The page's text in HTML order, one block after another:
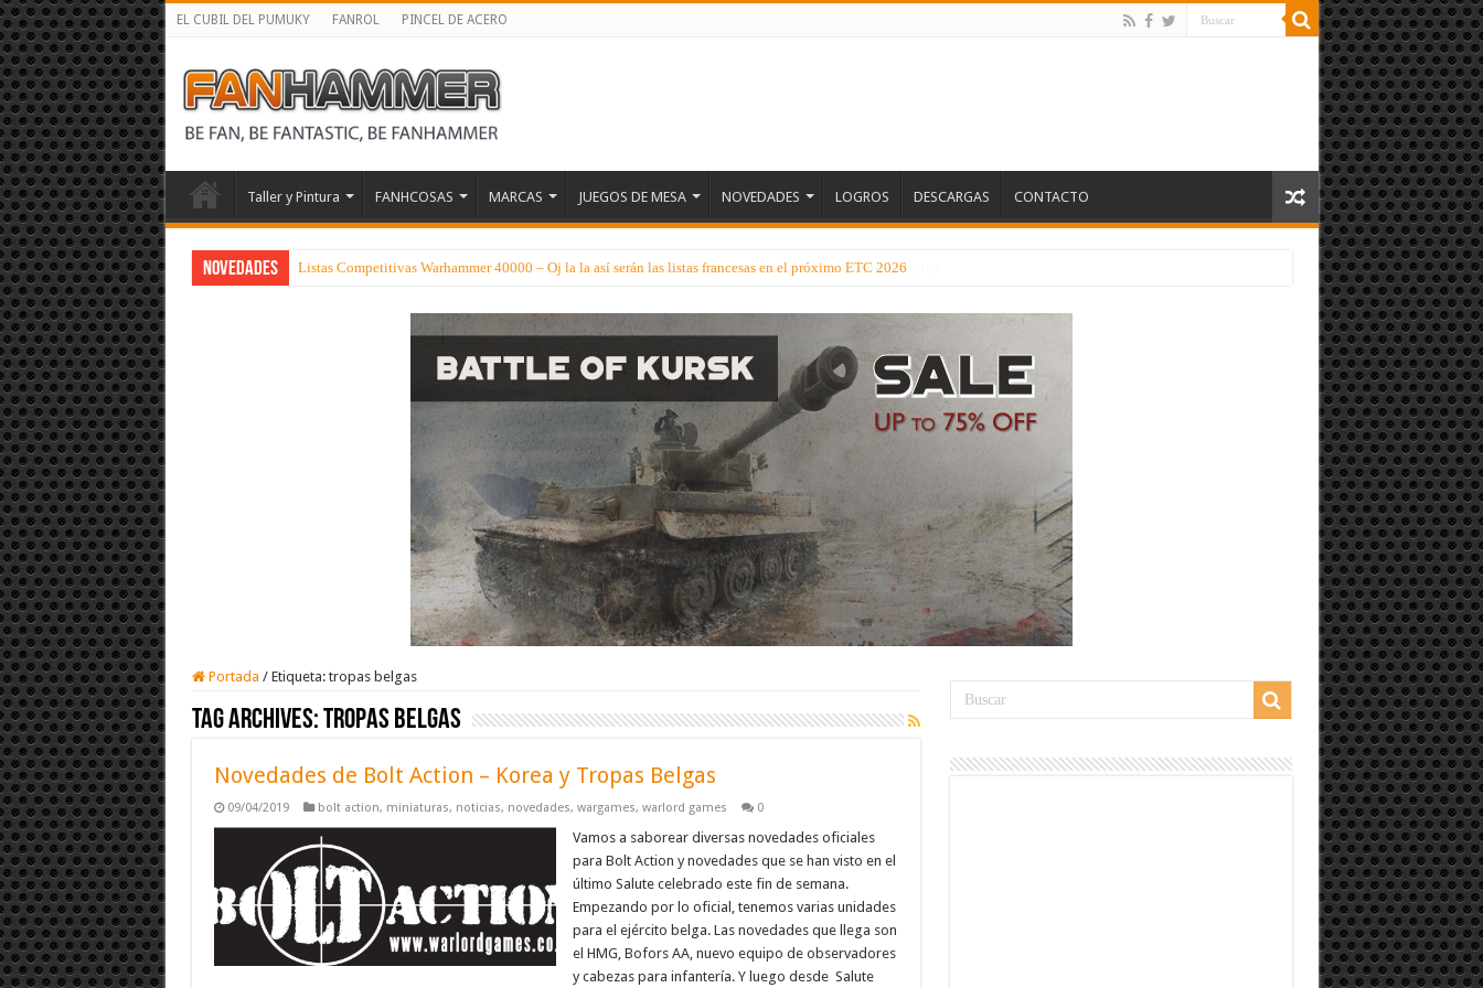
EL CUBIL DEL PUMUKY FANROL PINCEL DE ACERO
Taller y Pintura FANHCOSAS MARCAS JUEGOS DE MESA NOVEDADES LOGROS DESCARGAS CONTACTO
NOVEDADES Listas Competitivas Warhammer 40000 – Oj la la así serán las listas francesas en el próximo ETC 2026
Portada / Etiqueta: tropas belgas
Tag Archives:tropas belgas
Novedades de Bolt Action – Korea y Tropas Belgas
09/04/2019 bolt action, miniaturas, noticias, novedades, wargames, warlord games 0
Vamos a saborear diversas novedades oficiales
para Bolt Action y novedades que se han visto en el
último Salute celebrado este fin de semana.
Empezando por lo oficial, tenemos varias unidades
para el ejército belga. Las novedades que llega son
el HMG, Bofors AA, nuevo equipo de observadores
y cabezas para infantería. Y luego desde Salute